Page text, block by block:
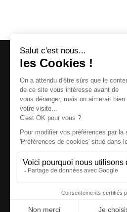
Magazine et site